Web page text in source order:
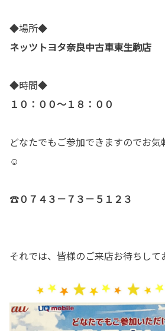
◆場所◆
ネッツトヨタ奈良中古車東生駒店
◆時間◆
１０：００～１８：００
どなたでもご参加できますのでお
☺
☎０７４３－７３－５１２３
それでは、皆様のご来店お待ちして